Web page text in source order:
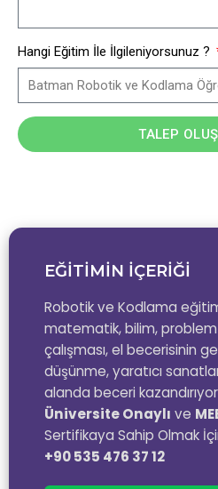
EĞİTİMİN İÇERİĞİ
Robotik ve Kodlama
matematik, bilim,
çalışması, el becerisinin
düşünme, yaratıcı
alanda beceri
Üniversite Onaylı ve
Sertifikaya Sahip Olmak
+90 535 476 37 12
Hangi Eğitim İle İlgileniyorsunuz ?
TALEP